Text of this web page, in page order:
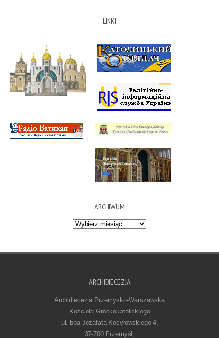
LINKI
ARCHIWUM
Archiwum
ARCHIDIECEZJA
Archidiecezja Przemysko-Warszawska
Kościoła Greckokatolickiego
ul. bpa Jozafata Kocyłowskiego 4,
37-700 Przemyśl,